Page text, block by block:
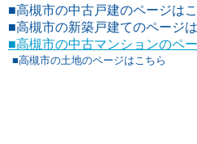
■高槻市の中古戸建のページは
■高槻市の新築戸建てのページ
■高槻市の中古マンションのペ
■高槻市の土地のページはこちら